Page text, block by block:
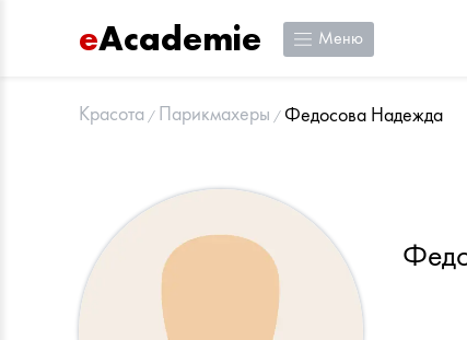
eAcademie Меню
Красота Парикмахеры Федосова Надежда